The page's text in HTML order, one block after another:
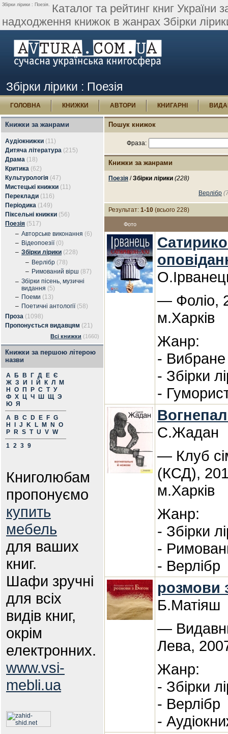
Збірки лірики : Поезія. Каталог та рейтинг книг України
надходження книжок в жанрах Збірки
Збірки лірики : Поезія
ГОЛОВНА КНИЖКИ АВТОРИ КНИГАРНІ
Книжки за жанрами
Аудіокнижки (11)
Дитяча література (215)
Драма (18)
Критика (62)
Культурологія (47)
Мистецькі книжки (11)
Переклади (116)
Періодика (149)
Піксельні книжки (56)
Поезія (517)
– Авторське виконання (6)
– Відеопоезії (0)
– Збірки лірики (228)
– Верлібр (78)
– Римований вірш (87)
– Збірки пісень, музичні
видання (5)
– Поеми (13)
– Поетичні антології (58)
Проза (1098)
Пропонується видавцям (21)
Всі книжки (1660)
Книжки за першою літерою
назви
А Б В Г Д Е Є
Ж З И Й К Л
М
Н
О П Р С Т У
Ф Х Ц Ч Ш Щ Э
Ю Я
A
B C D E F G
H
J K L M N
O
P
R S T U V W
1 2 3 9
Книголюбам
пропонуємо
купить
мебель
для ваших
книг.
Шафи зручні
для всіх
видів книг,
окрім
електронних.
www.vsi-
mebli.ua
Пошук книжок
Фраза:
Книжки за жанрами
Поезія /Збірки лірики (228)
Верлібр
Результат: 1-10 (всього 228)
Фото
— Фоліо,
м.Харків
Жанр:
- Вибране
- Збірки
-
С.Жадан
— Клуб
(КСД),
м.Харків
Жанр:
- Збірки
-
- Верлібр
розмови
Б.Матіяш
—
Лева,
Жанр:
- Збірки
- Верлібр
-